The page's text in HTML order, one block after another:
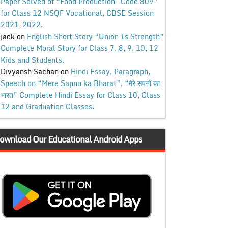
for Class 12 NSQF Vocational, CBSE Session
2021-2022.
jackon English Short Story “Union Is Strength”
Complete Moral Story for Class 7, 8, 9, 10, 12
Kids and Students.
Divyansh Sachanon Hindi Essay, Paragraph,
Speech on “Mere Sapno ka Bharat”, “मेरे सपनों का
भारत” Complete Hindi Essay for Class 10, Class
12 and Graduation Classes.
Our Educational Android Apps